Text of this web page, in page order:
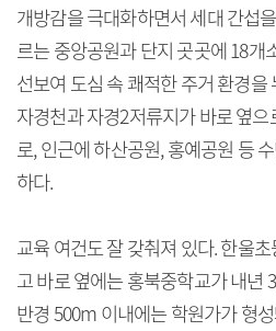
개방감을 극대화하면서 세대 간섭
르는 중앙공원과 단지 곳곳에 18개
선보여 도심 속 쾌적한 주거 환경을
자경천과 자경2저류지가 바로 옆
로, 인근에 하산공원, 홍예공원 등
하다.
교육 여건도 잘 갖춰져 있다. 한울
고 바로 옆에는 홍북중학교가 내년
반경 500m 이내에는 학원가가 형